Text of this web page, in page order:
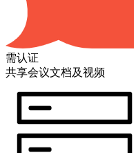
需认证
共享会议文档及视频